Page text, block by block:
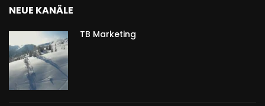
NEUE KANÄLE
TB Marketing